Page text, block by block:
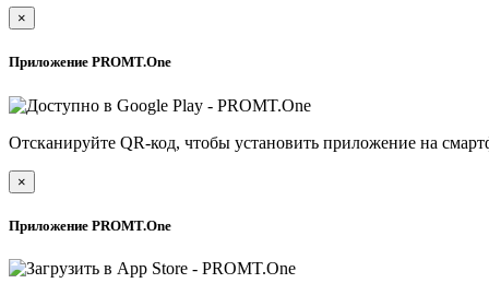
×
Приложение PROMT.One
Отсканируйте QR-код, чтобы установить приложение на
×
Приложение PROMT.One